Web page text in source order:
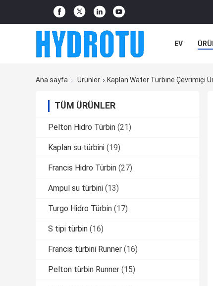
EV
Ana sayfa Ürünler Kaplan Water Turbine Çevrimiçi
TÜM ÜRÜNLER
Pelton Hidro Türbin (21)
Kaplan su türbini (19)
Francis Hidro Türbin (27)
Ampul su türbini (13)
Turgo Hidro Türbin (17)
S tipi türbin (16)
Francis türbini Runner (16)
Pelton türbin Runner (15)